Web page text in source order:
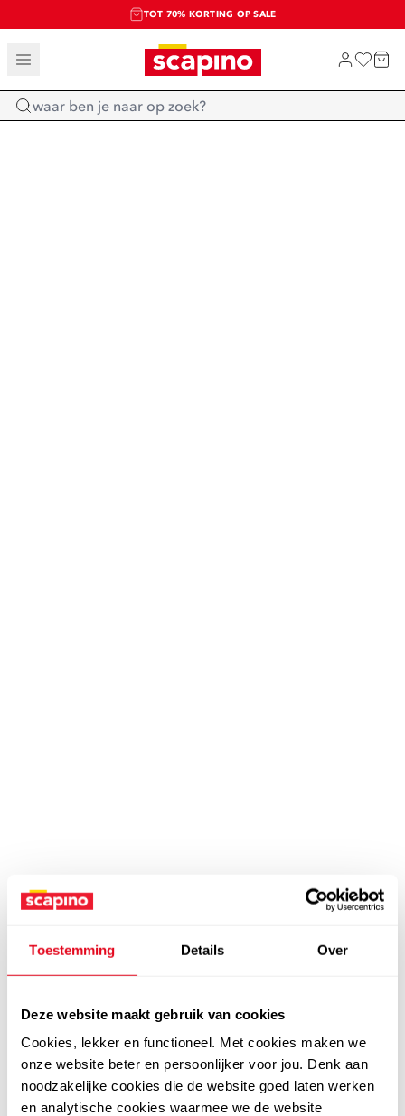
Toestemming Details Over
Deze website maakt gebruik van cookies
Cookies, lekker en functioneel. Met cookies maken we
onze website beter en persoonlijker voor jou. Denk aan
noodzakelijke cookies die de website goed laten werken
en analytische cookies waarmee we de website
TOT 70% KORTING OP SALE
SALE: LAATSTE KANS!
SHOP NIEUW
Home